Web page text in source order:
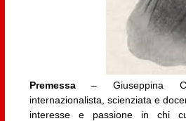
Premessa– Giuseppina
internazionalista, scienziata e
interesse e passione in chi